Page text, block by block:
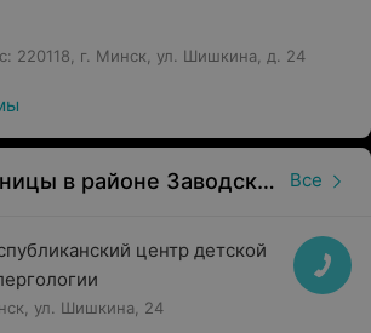
повышенной комфортности.
общим наркозом.
внимание, что
консультация
услуги могут иметь
и побочные
220118, г. Минск, ул. Шишкина, д. 24
Детские больницы в районе Заводской в Минске Все
центр детской
ул. Шишкина, 24